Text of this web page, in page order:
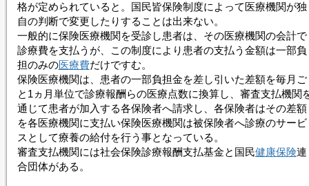
格が定められていると。国民皆保険制度によって医療機関が独
自の判断で変更したりすることは出来ない。
一般的に保険医療機関を受診し患者は、その医療機関の会計で
診療費を支払うが、この制度により患者の支払う金額は一部負
担のみの医療費だけですむ。
保険医療機関は、患者の一部負担金を差し引いた差額を毎月ご
と1ヵ月単位で診療報酬らの医療点数に換算し、審査支払機関
通じて患者が加入する各保険者へ請求し、各保険者はその差額
を各医療機関に支払い保険医療機関は被保険者へ診療のサービ
スとして療養の給付を行う事となっている。
審査支払機関には社会保険診療報酬支払基金と国民健康保険連
合団体がある。